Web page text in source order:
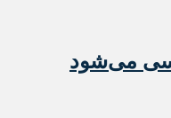
می‌شود